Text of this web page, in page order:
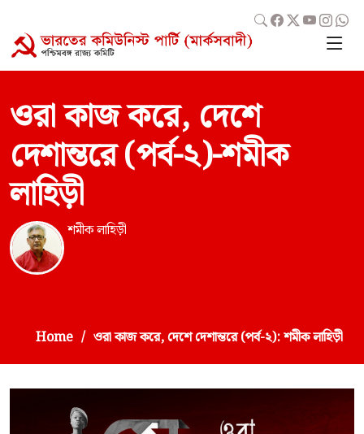
ওরা কাজ করে, দেশে
দেশান্তরে (পর্ব-২)-শমীক
লাহিড়ী
শমীক লাহিড়ী
Home ওরা কাজ করে, দেশে দেশান্তরে (পর্ব-২): শমীক লাহিড়ী